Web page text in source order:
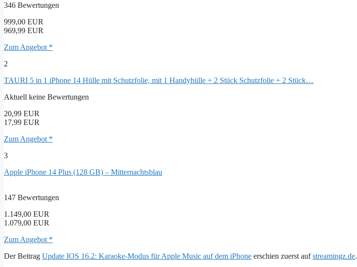
346 Bewertungen
999,00 EUR
969,99 EUR
Zum Angebot *
2
TAURI 5 in 1 iPhone 14 Hülle mit Schutzfolie, mit 1 Handyhülle + 2 Stück Schutzfolie + 2 Stück…
Aktuell keine Bewertungen
20,99 EUR
17,99 EUR
Zum Angebot *
3
Apple iPhone 14 Plus (128 GB) – Mitternachtsblau
147 Bewertungen
1.149,00 EUR
1.079,00 EUR
Zum Angebot *
Der Beitrag Update IOS 16.2: Karaoke-Modus für Apple Music auf dem iPhone erschien zuerst aufstreamingz.de.